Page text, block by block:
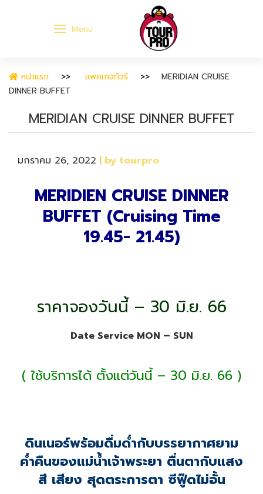
Menu
หน้าแรก แพคเกจทัวร์
MERIDIAN CRUISE
DINNER BUFFET
MERIDIAN CRUISE DINNER BUFFET
มกราคม 26, 2022 | by tourpro
MERIDIEN CRUISE DINNER
BUFFET (Cruising Time
19.45- 21.45)
ราคาจองวันนี้ – 30 มิ.ย. 66
Date Service MON – SUN
( ใช้บริการได้ ตั้งแต่วันนี้ – 30 มิ.ย. 66 )
ดินเนอร์พร้อมดื่มด่ำกับบรรยากาศยาม
ค่ำคืนของแม่น้ำเจ้าพระยา ตื่นตากับแสง
สี เสียง สุดตระการตา ซีฟู๊ดไม่อั้น